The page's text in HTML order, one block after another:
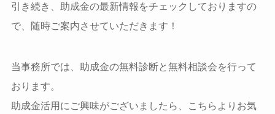
引き続き、助成金の最新情報をチェックしておりますの
で、随時ご案内させていただきます！
当事務所では、助成金の無料診断と無料相談会を行って
おります。
助成金活用にご興味がございましたら、こちらよりお気